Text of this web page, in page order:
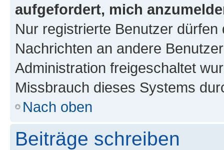
aufgefordert, mich
Nur registrierte Benutzer
Nachrichten an andere
Administration freigeschaltet
Missbrauch dieses Systems
Nach oben
Beiträge schreiben